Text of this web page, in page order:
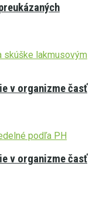
v organizme časť
v organizme časť